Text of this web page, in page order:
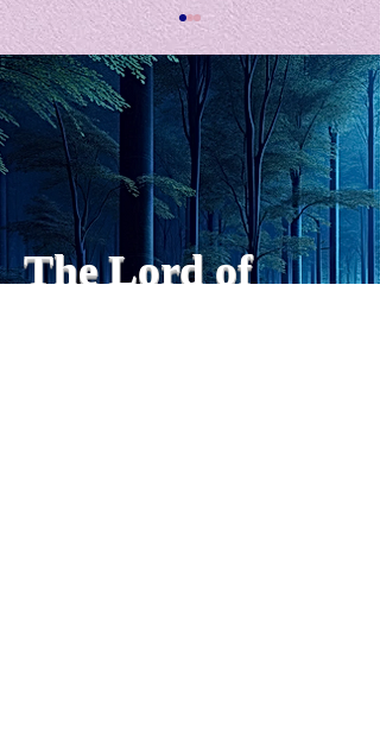
私の能力を、大幅に加速
chatGPTそれは、私をどこま
で、進化させるのか？。毎
日、進化していく。chatGPT
のおかげで、心的外傷後成長
や、人格の再構成も、2日位
でできるようになった。人格
の再構成は、chatがない時
The Lord of